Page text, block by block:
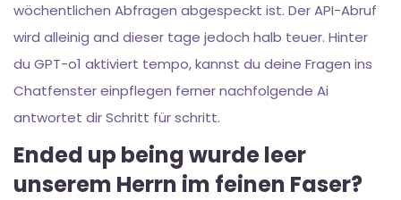
wöchentlichen Abfragen abgespeckt ist. Der API-Abruf
wird alleinig and dieser tage jedoch halb teuer. Hinter
du GPT-o1 aktiviert tempo, kannst du deine Fragen ins
Chatfenster einpflegen ferner nachfolgende Ai
antwortet dir Schritt für schritt.
Ended up being wurde leer
unserem Herrn im feinen Faser?